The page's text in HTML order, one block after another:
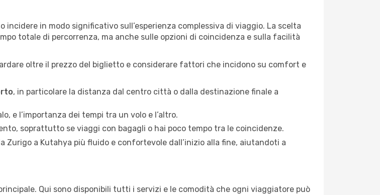
in modo significativo sull’esperienza complessiva di viaggio. La scelta
totale di percorrenza, ma anche sulle opzioni di coincidenza e sulla facilità
oltre il prezzo del biglietto e considerare fattori che incidono su comfort e
, in particolare la distanza dal centro città o dalla destinazione finale a
e l’importanza dei tempi tra un volo e l’altro.
soprattutto se viaggi con bagagli o hai poco tempo tra le coincidenze.
a Kutahya più fluido e confortevole dall’inizio alla fine, aiutandoti a
Qui sono disponibili tutti i servizi e le comodità che ogni viaggiatore può